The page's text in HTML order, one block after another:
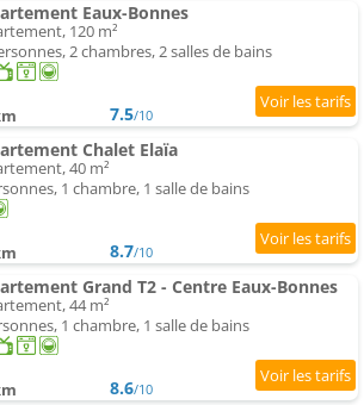
Eaux-Bonnes
120 m²
2 chambres, 2 salles de bains
7.5/10
Chalet Elaïa
40 m²
1 chambre, 1 salle de bains
8.7/10
Grand T2 - Centre Eaux-Bonnes
44 m²
1 chambre, 1 salle de bains
8.6/10